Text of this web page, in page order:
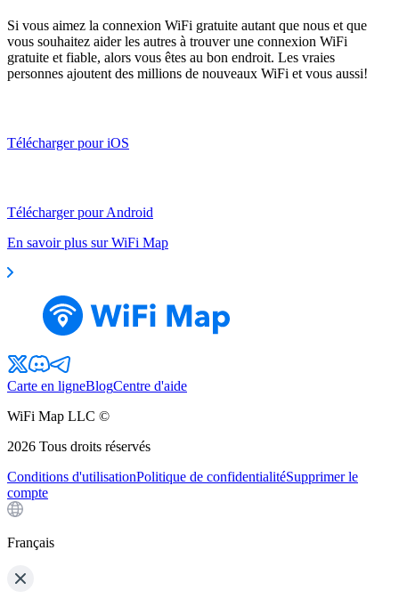
Si vous aimez la connexion WiFi gratuite autant que nous et que
vous souhaitez aider les autres à trouver une connexion WiFi
gratuite et fiable, alors vous êtes au bon endroit. Les vraies
personnes ajoutent des millions de nouveaux WiFi et vous aussi!
Télécharger pour iOS
Télécharger pour Android
En savoir plus sur WiFi Map
Carte en ligneBlogCentre d'aide
WiFi Map LLC ©
2026 Tous droits réservés
Conditions d'utilisationPolitique de confidentialitéSupprimer le
compte
Français